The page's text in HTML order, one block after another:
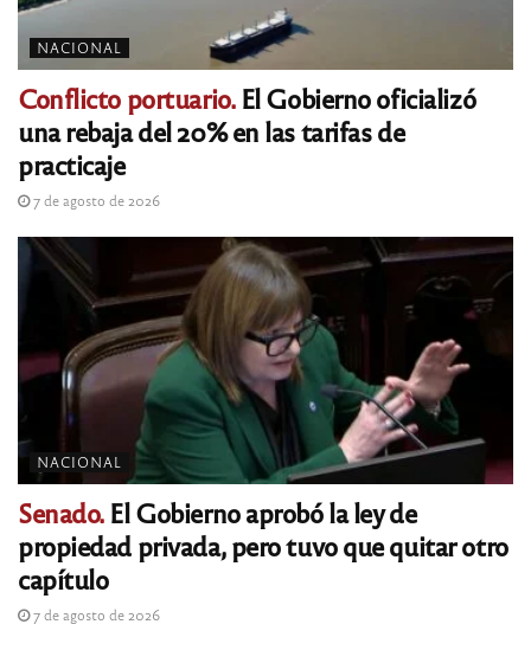
NACIONAL
Conflicto portuario.El Gobierno oficializó
una rebaja del 20% en las tarifas de
practicaje
7 de agosto de 2026
NACIONAL
Senado.El Gobierno aprobó la ley de
propiedad privada, pero tuvo que quitar otro
capítulo
7 de agosto de 2026